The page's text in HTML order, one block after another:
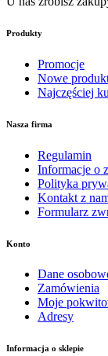
Produkty
Promocje
Nowe
Najczęściej
Nasza firma
Regulamin
Informacje o
Polityka
Kontakt z
Formularz
Konto
Dane
Zamówienia
Moje
Adresy
Informacja o sklepie